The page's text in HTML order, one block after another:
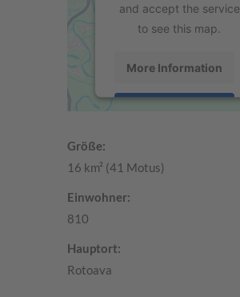
and accept the service
to see this map.
More Information
Management Platform
Größe:
16 km² (41 Motus)
Einwohner:
810
Hauptort:
Rotoava